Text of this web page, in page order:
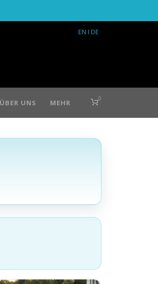
EN I DE
ÜBER UNS MEHR 0